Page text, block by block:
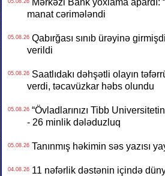
05.08.26
manat cərimələndi
05.08.26Qabırğası sınıb ürəyinə
verildi
05.08.26Saatlıdakı dəhşətli olayın
verdi, təcavüzkar həbs olundu
05.08.26“Övladlarınızı Tibb
- 26 minlik dələduzluq
05.08.26Tanınmış həkimin səs yazısı
04.08.2611 nəfərlik dəstənin içində